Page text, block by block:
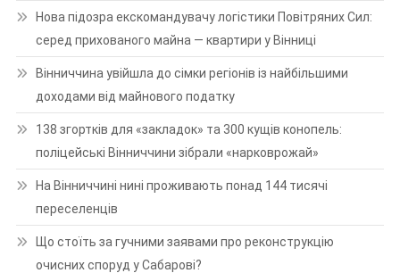
Нова підозра екскомандувачу логістики Повітряних Сил:
серед прихованого майна — квартири у Вінниці
Вінниччина увійшла до сімки регіонів із найбільшими
доходами від майнового податку
138 згортків для «закладок» та 300 кущів конопель:
поліцейські Вінниччини зібрали «нарковрожай»
На Вінниччині нині проживають понад 144 тисячі
переселенців
Що стоїть за гучними заявами про реконструкцію
очисних споруд у Сабарові?